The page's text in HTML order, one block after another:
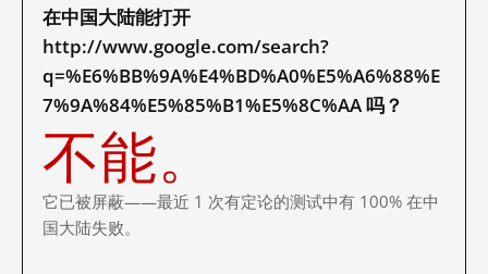
在中国大陆能打开
http://www.google.com/search?
q=%E6%BB%9A%E4%BD%A0%E5%A6%88%E
7%9A%84%E5%85%B1%E5%8C%AA 吗？
不能。
它已被屏蔽——最近 1 次有定论的测试中有 100% 在中
国大陆失败。